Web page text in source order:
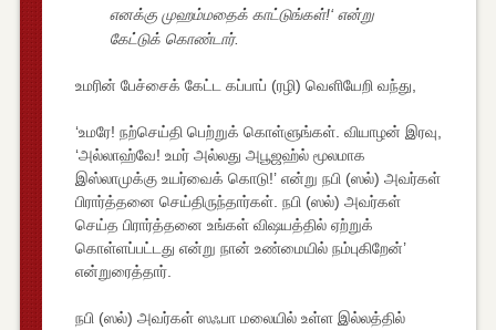
எனக்கு முஹம்மதைக் காட்டுங்கள்!‘ என்று
கேட்டுக் கொண்டார்.
உமரின் பேச்சைக் கேட்ட கப்பாப் (ரழி) வெளியேறி வந்து,
‘உமரே! நற்செய்தி பெற்றுக் கொள்ளுங்கள். வியாழன் இரவு,
‘அல்லாஹ்வே! உமர் அல்லது அபூஜஹ்ல் மூலமாக
இஸ்லாமுக்கு உயர்வைக் கொடு!’ என்று நபி (ஸல்) அவர்கள்
பிரார்த்தனை செய்திருந்தார்கள். நபி (ஸல்) அவர்கள்
செய்த பிரார்த்தனை உங்கள் விஷயத்தில் ஏற்றுக்
கொள்ளப்பட்டது என்று நான் உண்மையில் நம்புகிறேன்’
என்றுரைத்தார்.
நபி (ஸல்) அவர்கள் ஸஃபா மலையில் உள்ள இல்லத்தில்